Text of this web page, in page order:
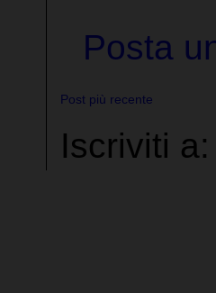
Posta
Post più recente
Iscriviti